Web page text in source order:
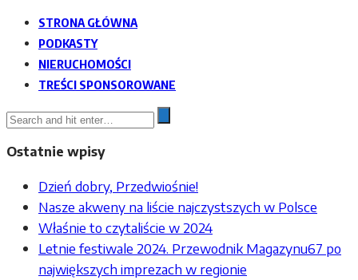
STRONA GŁÓWNA
PODKASTY
NIERUCHOMOŚCI
TREŚCI SPONSOROWANE
Ostatnie wpisy
Dzień dobry, Przedwiośnie!
Nasze akweny na liście najczystszych w Polsce
Właśnie to czytaliście w 2024
Letnie festiwale 2024. Przewodnik Magazynu67 po
największych imprezach w regionie